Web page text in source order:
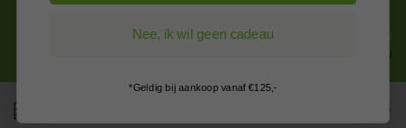
Alle prijzen zijn in EURO en excl. 21% BTW
wijzig naar incl. BTW
Nee, ik wil geen cadeau
*Geldig bij aankoop vanaf €125,-